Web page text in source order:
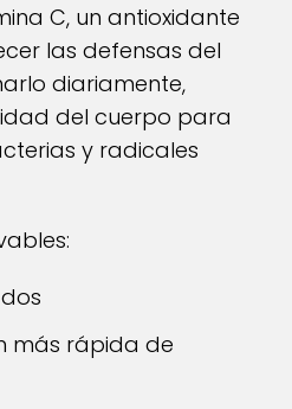
C, un antioxidante
las defensas del
diariamente,
del cuerpo para
y radicales
más rápida de